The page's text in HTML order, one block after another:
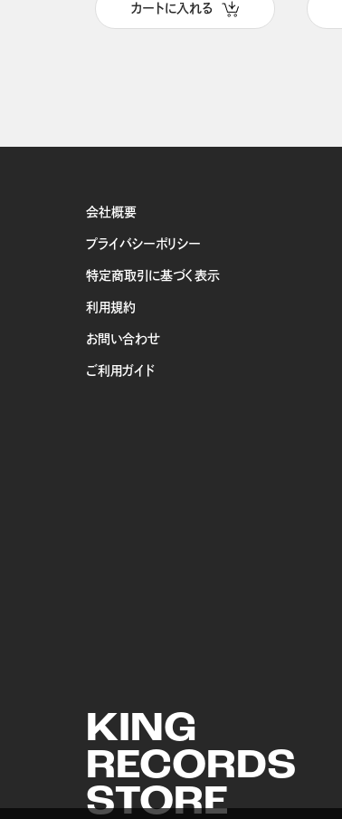
カートに入れる
会社概要
プライバシーポリシー
特定商取引に基づく表示
利用規約
お問い合わせ
ご利用ガイド
KING
RECORDS
STORE